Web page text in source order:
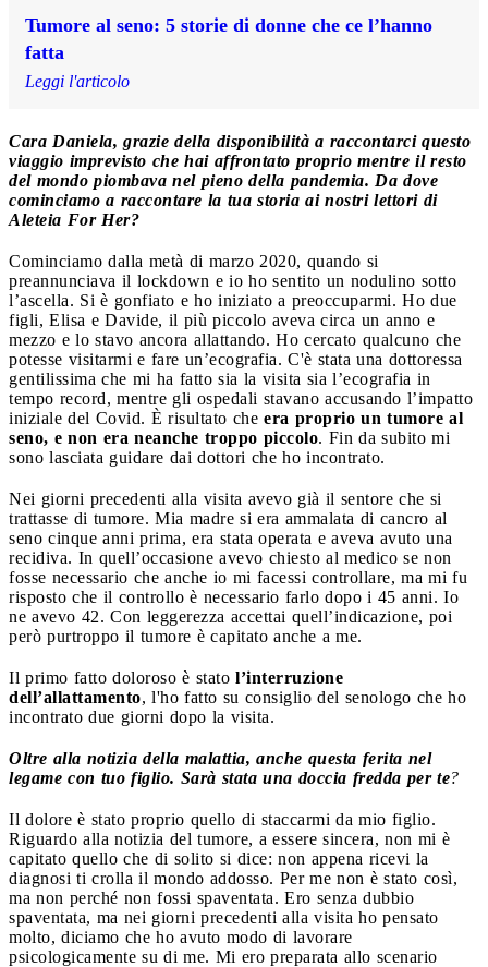
Tumore al seno: 5 storie di donne che ce l’hanno
fatta
Leggi l'articolo
Cara Daniela, grazie della disponibilità a raccontarci questo
viaggio imprevisto che hai affrontato proprio mentre il resto
del mondo piombava nel pieno della pandemia. Da dove
cominciamo a raccontare la tua storia ai nostri lettori di
Aleteia For Her?
Cominciamo dalla metà di marzo 2020, quando si
preannunciava il lockdown e io ho sentito un nodulino sotto
l’ascella. Si è gonfiato e ho iniziato a preoccuparmi. Ho due
figli, Elisa e Davide, il più piccolo aveva circa un anno e
mezzo e lo stavo ancora allattando. Ho cercato qualcuno che
potesse visitarmi e fare un’ecografia. C'è stata una dottoressa
gentilissima che mi ha fatto sia la visita sia l’ecografia in
tempo record, mentre gli ospedali stavano accusando l’impatto
iniziale del Covid. È risultato che era proprio un tumore al
seno, e non era neanche troppo piccolo. Fin da subito mi
sono lasciata guidare dai dottori che ho incontrato.
Nei giorni precedenti alla visita avevo già il sentore che si
trattasse di tumore. Mia madre si era ammalata di cancro al
seno cinque anni prima, era stata operata e aveva avuto una
recidiva. In quell’occasione avevo chiesto al medico se non
fosse necessario che anche io mi facessi controllare, ma mi fu
risposto che il controllo è necessario farlo dopo i 45 anni. Io
ne avevo 42. Con leggerezza accettai quell’indicazione, poi
però purtroppo il tumore è capitato anche a me.
Il primo fatto doloroso è stato l’interruzione
dell’allattamento, l'ho fatto su consiglio del senologo che ho
incontrato due giorni dopo la visita.
Oltre alla notizia della malattia, anche questa ferita nel
legame con tuo figlio. Sarà stata una doccia fredda per te?
Il dolore è stato proprio quello di staccarmi da mio figlio.
Riguardo alla notizia del tumore, a essere sincera, non mi è
capitato quello che di solito si dice: non appena ricevi la
diagnosi ti crolla il mondo addosso. Per me non è stato così,
ma non perché non fossi spaventata. Ero senza dubbio
spaventata, ma nei giorni precedenti alla visita ho pensato
molto, diciamo che ho avuto modo di lavorare
psicologicamente su di me. Mi ero preparata allo scenario